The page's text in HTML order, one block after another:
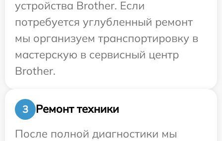
устройства Brother. Если
потребуется углубленный ремонт
мы организуем транспортировку в
мастерскую в сервисный центр
Brother.
3
Ремонт техники
После полной диагностики мы